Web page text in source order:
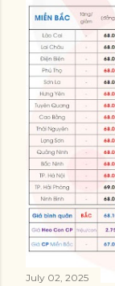
July 02, 2025